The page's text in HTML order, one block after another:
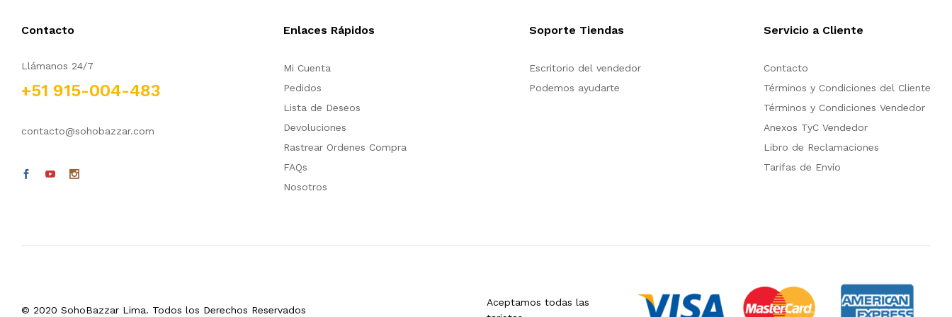
Contacto
Llámanos 24/7
+51 915-004-483
contacto@sohobazzar.com
Enlaces Rápidos
Mi Cuenta
Pedidos
Lista de Deseos
Devoluciones
Rastrear Ordenes Compra
FAQs
Nosotros
Soporte Tiendas
Escritorio del vendedor
Podemos ayudarte
Servicio a Cliente
Contacto
Términos y Condiciones del Cliente
Términos y Condiciones Vendedor
Anexos TyC Vendedor
Libro de Reclamaciones
Tarifas de Envío
© 2020 SohoBazzar Lima. Todos los Derechos Reservados
Aceptamos todas las